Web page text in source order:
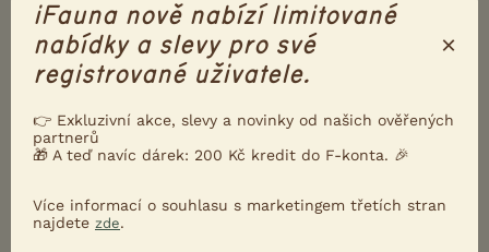
Uvazování na řetěz je nebezpečné. Pokud není
fenka zvyklá na kotec a vyšilovala by tam, tak mi
jako nejlepší varianta přijde kladkový úvaz. Něco na
tomto principu:
http://www.baron.cz/kat/velke/k102.jpg
0
Kvalitní příspěvek
Nahlásit
Citovat
iFauna nově nabízí limitované
nabídky a slevy pro své
registrované uživatele.
×
👉 Exkluzivní akce, slevy a novinky od našich ověřených
partnerů
🎁 A teď navíc dárek: 200 Kč kredit do F-konta. 🎉
Více informací o souhlasu s marketingem třetích stran
najdete zde.